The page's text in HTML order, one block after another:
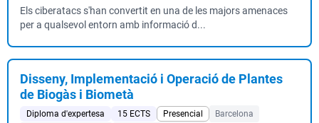
Els ciberatacs s'han convertit en una de les majors amenaces
per a qualsevol entorn amb informació d...
Disseny, Implementació i Operació de Plantes
de Biogàs i Biometà
Diploma d'expertesa 15 ECTS Presencial
Barcelona